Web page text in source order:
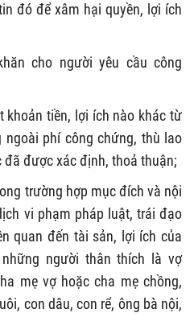
đó để xâm hại quyền, lợi ích
cho người yêu cầu công
khoản tiền, lợi ích nào khác từ
ngoài phí công chứng, thù lao
được xác định, thoả thuận;
trường hợp mục đích và nội
vi phạm pháp luật, trái đạo
quan đến tài sản, lợi ích của
người thân thích là vợ
mẹ vợ hoặc cha mẹ chồng,
con dâu, con rể, ông bà nội,